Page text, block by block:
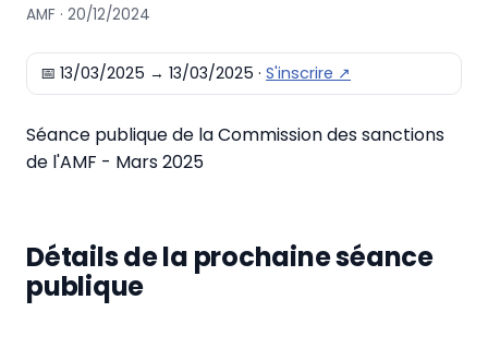
AMF · 20/12/2024
📅 13/03/2025 → 13/03/2025 · S'inscrire ↗
Séance publique de la Commission des sanctions
de l'AMF - Mars 2025
Détails de la prochaine séance
publique